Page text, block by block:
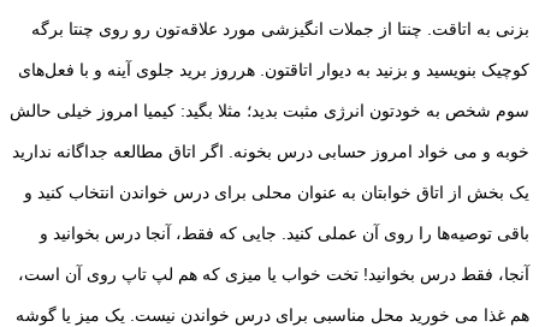
بزنی به اتاقت. چنتا از جملات انگیزشی مورد علاقه‌تون رو روی چنتا برگه
کوچیک بنویسید و بزنید به دیوار اتاقتون. هرروز برید جلوی آینه و با فعل‌های
سوم شخص به خودتون انرژی مثبت بدید؛ مثلا بگید: کیمیا امروز خیلی حالش
خوبه و می خواد امروز حسابی درس بخونه. اگر اتاق مطالعه جداگانه ندارید
یک بخش از اتاق خوابتان به عنوان محلی برای درس خواندن انتخاب کنید و
باقی توصیه‌ها را روی آن عملی کنید. جایی که فقط، آنجا درس بخوانید و
آنجا، فقط درس بخوانید! تخت خواب یا میزی که هم لپ تاپ روی آن است،
هم غذا می خورید محل مناسبی برای درس خواندن نیست. یک میز یا گوشه